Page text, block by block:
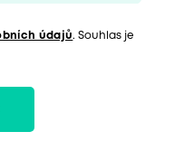
údajů. Souhlas je